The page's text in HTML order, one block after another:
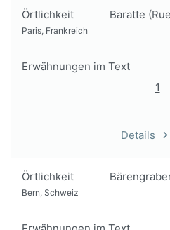
Örtlichkeit Baratte
Paris, Frankreich
Erwähnungen im Text
1
Details
Örtlichkeit
Bern, Schweiz